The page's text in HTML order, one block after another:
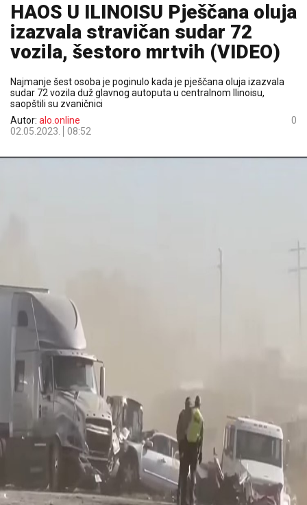
HAOS U ILINOISU Pješčana oluja
izazvala stravičan sudar 72
vozila, šestoro mrtvih (VIDEO)
Najmanje šest osoba je poginulo kada je pješčana oluja izazvala
sudar 72 vozila duž glavnog autoputa u centralnom Ilinoisu,
saopštili su zvaničnici
Autor: alo.online
02.05.2023.
08:52
0